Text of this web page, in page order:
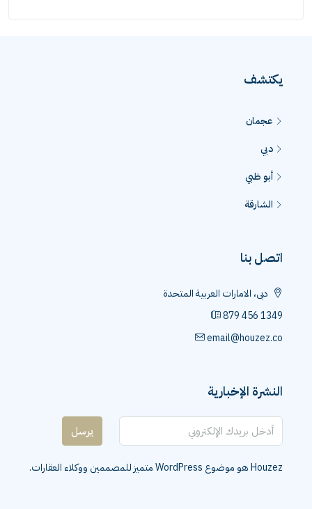
يكتشف
عجمان
دبي
أبو ظبي
الشارقة
اتصل بنا
دبى، الامارات العربية المتحدة
879 456 1349
email@houzez.co
النشرة الإخبارية
يرسل
Houzez هو موضوع WordPress متميز للمصممين ووكلاء العقارات.